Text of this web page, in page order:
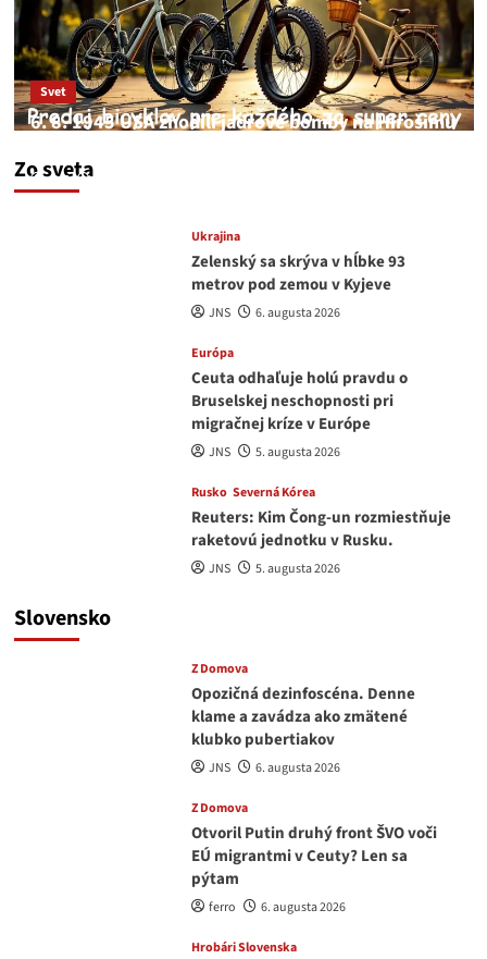
Zo sveta
Svet
6. 8. 1945 USA zhodili jadrové bomby na Hirošimu
JNS
Ukrajina
Zelenský sa skrýva v hĺbke 93
metrov pod zemou v Kyjeve
JNS 6. augusta 2026
Európa
Ceuta odhaľuje holú pravdu o
Bruselskej neschopnosti pri
migračnej kríze v Európe
JNS 5. augusta 2026
Rusko Severná Kórea
Reuters: Kim Čong-un rozmiestňuje
raketovú jednotku v Rusku.
JNS 5. augusta 2026
Slovensko
Z Domova
Opozičná dezinfoscéna. Denne
klame a zavádza ako zmätené
klubko pubertiakov
JNS 6. augusta 2026
Z Domova
Otvoril Putin druhý front ŠVO voči
EÚ migrantmi v Ceuty? Len sa
pýtam
ferro 6. augusta 2026
Hrobári Slovenska